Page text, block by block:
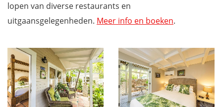
lopen van diverse restaurants en
uitgaansgelegenheden. Meer info en boeken.